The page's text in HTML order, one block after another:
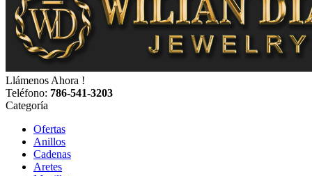
Llámenos Ahora !
Teléfono: 786-541-3203
Categoría
Ofertas
Anillos
Cadenas
Aretes